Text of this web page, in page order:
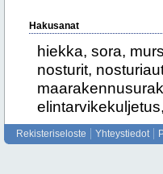
Hakusanat
hiekka, sora,
nosturit,
Rekisteriseloste Yhteystiedot